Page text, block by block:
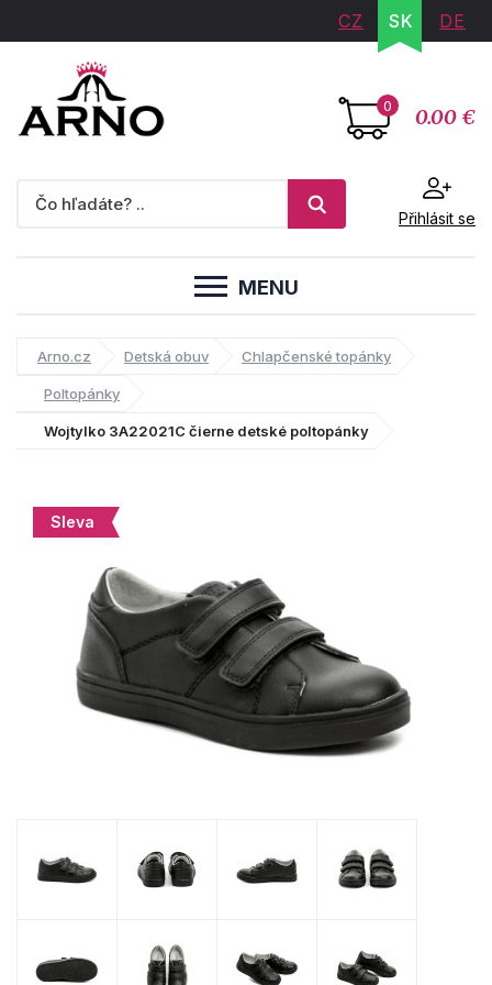
CZ SK DE
0 0.00 €
Přihlásit se
MENU
Arno.cz Detská obuv Chlapčenské topánky
Poltopánky
Wojtylko 3A22021C čierne detské poltopánky
Sleva